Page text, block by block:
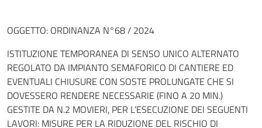
OGGETTO: ORDINANZA N°68 / 2024
ISTITUZIONE TEMPORANEA DI SENSO UNICO ALTERNATO
REGOLATO DA IMPIANTO SEMAFORICO DI CANTIERE ED
EVENTUALI CHIUSURE CON SOSTE PROLUNGATE CHE SI
DOVESSERO RENDERE NECESSARIE (FINO A 20 MIN.)
GESTITE DA N.2 MOVIERI, PER L’ESECUZIONE DEI SEGUENTI
LAVORI: MISURE PER LA RIDUZIONE DEL RISCHIO DI